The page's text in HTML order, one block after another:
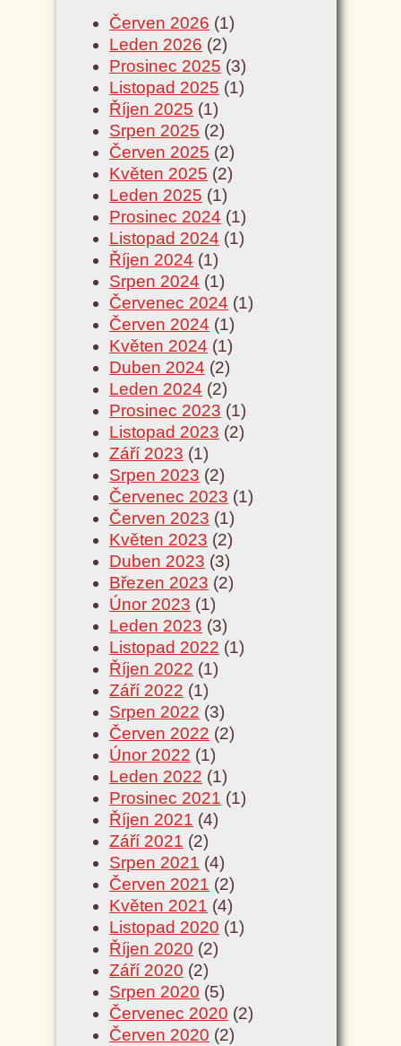
Červen 2026 (1)
Leden 2026 (2)
Prosinec 2025 (3)
Listopad 2025 (1)
Říjen 2025 (1)
Srpen 2025 (2)
Červen 2025 (2)
Květen 2025 (2)
Leden 2025 (1)
Prosinec 2024 (1)
Listopad 2024 (1)
Říjen 2024 (1)
Srpen 2024 (1)
Červenec 2024 (1)
Červen 2024 (1)
Květen 2024 (1)
Duben 2024 (2)
Leden 2024 (2)
Prosinec 2023 (1)
Listopad 2023 (2)
Září 2023 (1)
Srpen 2023 (2)
Červenec 2023 (1)
Červen 2023 (1)
Květen 2023 (2)
Duben 2023 (3)
Březen 2023 (2)
Únor 2023 (1)
Leden 2023 (3)
Listopad 2022 (1)
Říjen 2022 (1)
Září 2022 (1)
Srpen 2022 (3)
Červen 2022 (2)
Únor 2022 (1)
Leden 2022 (1)
Prosinec 2021 (1)
Říjen 2021 (4)
Září 2021 (2)
Srpen 2021 (4)
Červen 2021 (2)
Květen 2021 (4)
Listopad 2020 (1)
Říjen 2020 (2)
Září 2020 (2)
Srpen 2020 (5)
Červenec 2020 (2)
Červen 2020 (2)